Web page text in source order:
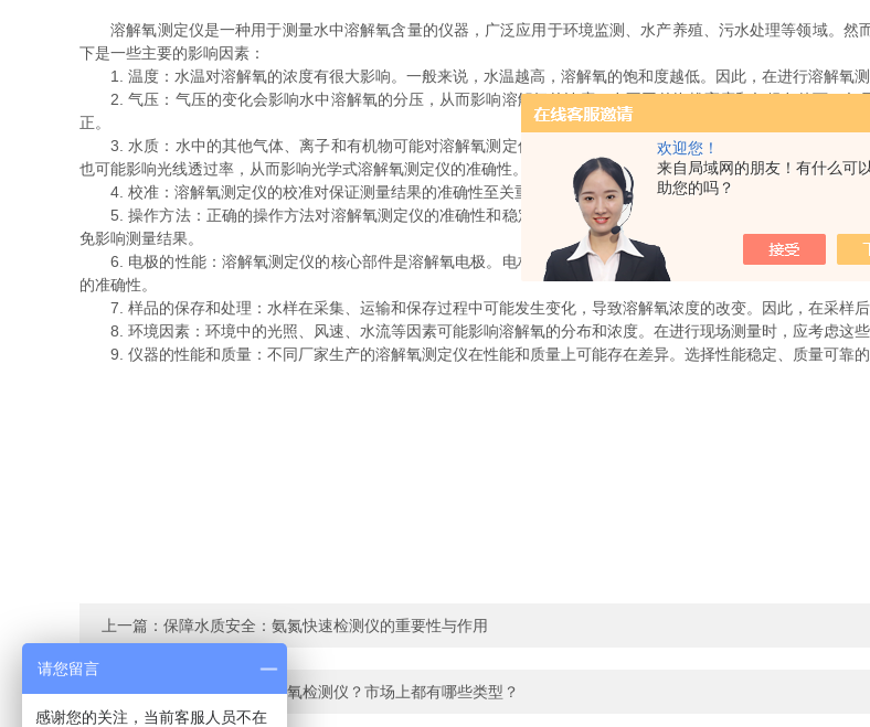
欢迎您！
来自局域网的朋友！有什么可
助您的吗？
溶解氧测定仪是一种用于测量水中溶解氧含量的仪器，广泛应用于环境监测、水产养殖、污水处理等领域。然
下是一些主要的影响因素：
1. 温度：水温对溶解氧的浓度有很大影响。一般来说，水温越高，溶解氧的饱和度越低。因此，在进行溶解氧测
2. 气压：气压的变化会影响水中溶解氧的分压，从而影响溶解氧的浓度。在不同的海拔高度和气候条件下，气
正。
3. 水质：水中的其他气体、离子和有机物可能对溶解氧测定仪的响应产生干扰。例如，硫化氢、氨气等还原性
也可能影响光线透过率，从而影响光学式溶解氧测定仪的准确性。
4. 校准：溶解氧测定仪的校准对保证测量结果的准确性至关重要。定期对仪器进行校准，使用标准溶液或空气中
5. 操作方法：正确的操作方法对溶解氧测定仪的准确性和稳定性非常重要。在测量过程中，应遵循操作规程，
免影响测量结果。
6. 电极的性能：溶解氧测定仪的核心部件是溶解氧电极。电极的性能、使用寿命和维护状况直接影响测量结果
的准确性。
7. 样品的保存和处理：水样在采集、运输和保存过程中可能发生变化，导致溶解氧浓度的改变。因此，在采样后
8. 环境因素：环境中的光照、风速、水流等因素可能影响溶解氧的分布和浓度。在进行现场测量时，应考虑这些
9. 仪器的性能和质量：不同厂家生产的溶解氧测定仪在性能和质量上可能存在差异。选择性能稳定、质量可靠的
上一篇： 保障水质安全：氨氮快速检测仪的重要性与作用
下一篇：什么是便携式溶解氧检测仪？市场上都有哪些类型？
请您留言
感谢您的关注，当前客服人员不在